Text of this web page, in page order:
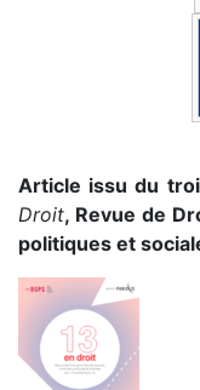
Article issu du
Droit, Revue de
politiques et